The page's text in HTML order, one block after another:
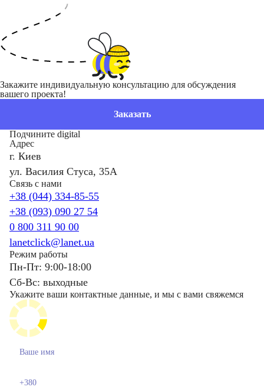
Закажите индивидуальную консультацию для обсуждения
вашего проекта!
Заказать
Подчините digital
Адрес
г. Киев
ул. Василия Стуса, 35А
Связь с нами
+38 (044) 334-85-55
+38 (093) 090 27 54
0 800 311 90 00
lanetclick@lanet.ua
Режим работы
Пн-Пт: 9:00-18:00
Сб-Вс: выходные
Укажите ваши контактные данные, и мы с вами свяжемся